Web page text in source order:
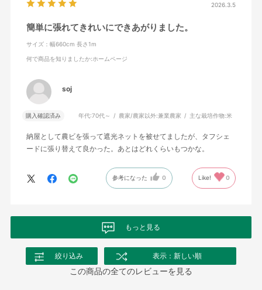
2026.3.5
簡単に張れてきれいにできあがりました。
サイズ：幅660cm 長さ1m
何で商品を知りましたか:ホームページ
soj
購入確認済み 年代:70代～ 農家/農家以外:兼業農家 主な栽培作物:米
納屋として農ビを張って遮光ネットを被せてましたが、タフシェ
ードに張り替えて良かった。あとはどれくらいもつかな。
参考になった 0 Like! 0
もっと見る
絞り込み 表示：新しい順
この商品の全てのレビューを見る